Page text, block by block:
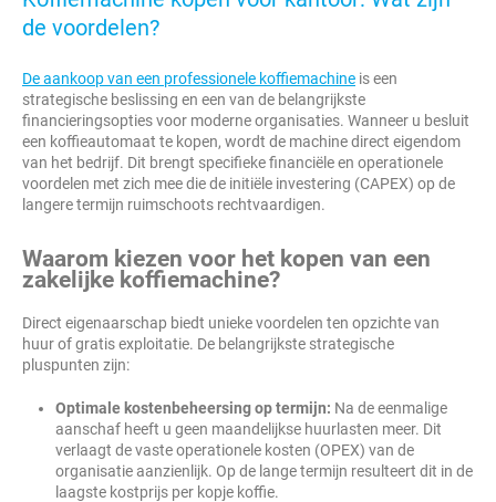
de voordelen?
De aankoop van een professionele koffiemachine is een
strategische beslissing en een van de belangrijkste
financieringsopties voor moderne organisaties. Wanneer u besluit
een koffieautomaat te kopen, wordt de machine direct eigendom
van het bedrijf. Dit brengt specifieke financiële en operationele
voordelen met zich mee die de initiële investering (CAPEX) op de
langere termijn ruimschoots rechtvaardigen.
Waarom kiezen voor het kopen van een
zakelijke koffiemachine?
Direct eigenaarschap biedt unieke voordelen ten opzichte van
huur of gratis exploitatie. De belangrijkste strategische
pluspunten zijn:
Optimale kostenbeheersing op termijn: Na de eenmalige
aanschaf heeft u geen maandelijkse huurlasten meer. Dit
verlaagt de vaste operationele kosten (OPEX) van de
organisatie aanzienlijk. Op de lange termijn resulteert dit in de
laagste kostprijs per kopje koffie.